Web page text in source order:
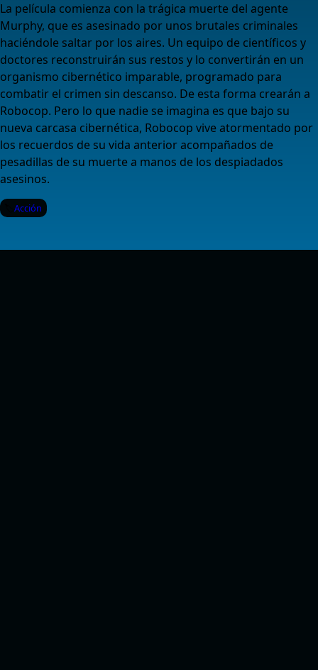
La película comienza con la trágica muerte del agente
Murphy, que es asesinado por unos brutales criminales
haciéndole saltar por los aires. Un equipo de científicos y
doctores reconstruirán sus restos y lo convertirán en un
organismo cibernético imparable, programado para
combatir el crimen sin descanso. De esta forma crearán a
Robocop. Pero lo que nadie se imagina es que bajo su
nueva carcasa cibernética, Robocop vive atormentado por
los recuerdos de su vida anterior acompañados de
pesadillas de su muerte a manos de los despiadados
asesinos.
Acción